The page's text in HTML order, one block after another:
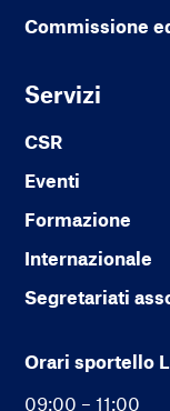
Commissione
Servizi
CSR
Eventi
Formazione
Internazionale
Segretariati
Orari sportello
09:00 – 11:00